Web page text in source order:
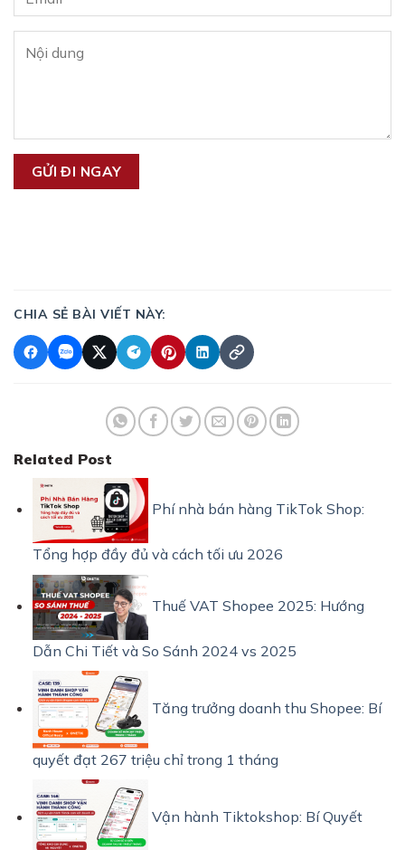
CHIA SẺ BÀI VIẾT NÀY:
Related Post
Phí nhà bán hàng TikTok Shop:
Tổng hợp đầy đủ và cách tối ưu 2026
Thuế VAT Shopee 2025: Hướng
Dẫn Chi Tiết và So Sánh 2024 vs 2025
Tăng trưởng doanh thu Shopee: Bí
quyết đạt 267 triệu chỉ trong 1 tháng
Vận hành Tiktokshop: Bí Quyết